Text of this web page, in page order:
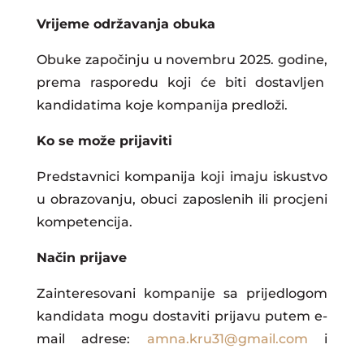
Vrijeme održavanja obuka
Obuke započinju u novembru 2025. godine,
prema rasporedu koji će biti dostavljen
kandidatima koje kompanija predloži.
Ko se može prijaviti
Predstavnici kompanija koji imaju iskustvo
u obrazovanju, obuci zaposlenih ili procjeni
kompetencija.
Način prijave
Zainteresovani kompanije sa prijedlogom
kandidata mogu dostaviti prijavu putem e-
mail adrese: amna.kru31@gmail.com i